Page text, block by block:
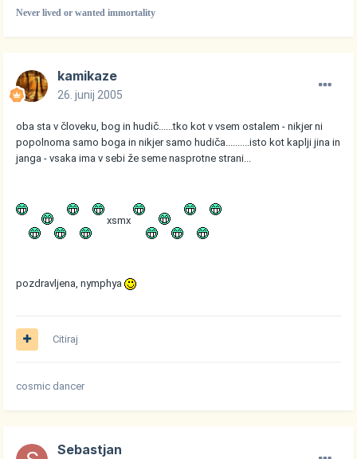
Never lived or wanted immortality
kamikaze
26. junij 2005
oba sta v človeku, bog in hudič......tko kot v vsem ostalem - nikjer ni
popolnoma samo boga in nikjer samo hudiča..........isto kot kaplji jina in
janga - vsaka ima v sebi že seme nasprotne strani...
xsmx
pozdravljena, nymphya
Citiraj
cosmic dancer
Sebastjan